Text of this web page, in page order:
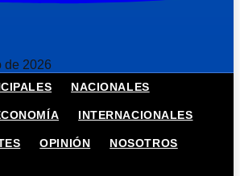
de 2026
NACIONALES
INTERNACIONALES
OPINIÓN NOSOTROS